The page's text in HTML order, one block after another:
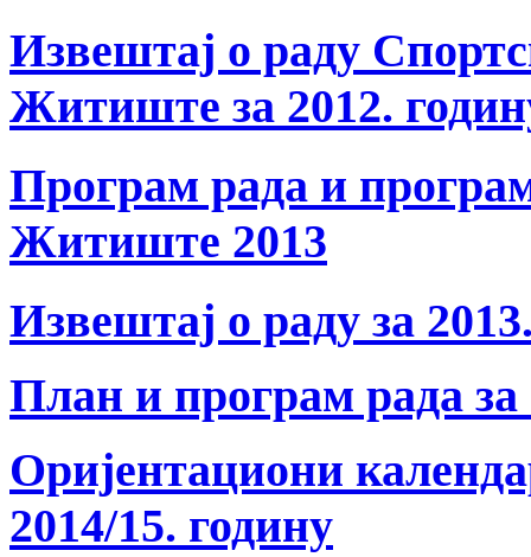
Извештај о раду
Житиште за 2012.
Програм рада и
Житиште 2013
Извештај о раду за
План и програм рада за
Оријентациони
2014/15. годину